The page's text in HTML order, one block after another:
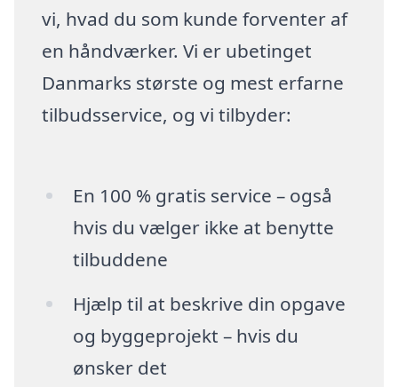
vi, hvad du som kunde forventer af
en håndværker. Vi er ubetinget
Danmarks største og mest erfarne
tilbudsservice, og vi tilbyder:
En 100 % gratis service – også
hvis du vælger ikke at benytte
tilbuddene
Hjælp til at beskrive din opgave
og byggeprojekt – hvis du
ønsker det